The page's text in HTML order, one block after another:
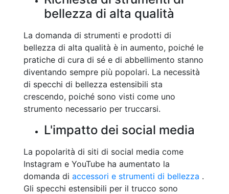
bellezza di alta qualità
La domanda di strumenti e prodotti di
bellezza di alta qualità è in aumento, poiché le
pratiche di cura di sé e di abbellimento stanno
diventando sempre più popolari. La necessità
di specchi di bellezza estensibili sta
crescendo, poiché sono visti come uno
strumento necessario per truccarsi.
L'impatto dei social media
La popolarità di siti di social media come
Instagram e YouTube ha aumentato la
domanda di accessori e strumenti di bellezza .
Gli specchi estensibili per il trucco sono